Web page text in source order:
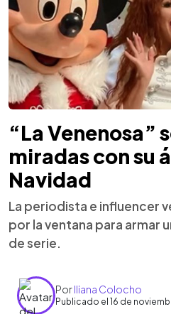
“La Venenosa”
miradas con su
Navidad
La periodista e influencer
por la ventana para armar
de serie.
PorIliana Colocho
Publicado el 16 de